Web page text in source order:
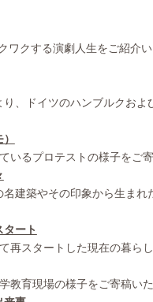
ワクする演劇人生をご紹介
、ドイツのハンブルクおよ
るプロテストの様子をご寄
建築やその印象から生ま
ート
スタートした現在の暮ら
育現場の様子をご寄稿いた